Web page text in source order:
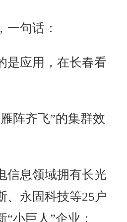
句话：
应用，在长春看
齐飞”的集群效
息领域拥有长光
、永固科技等25户
“小巨人”企业；